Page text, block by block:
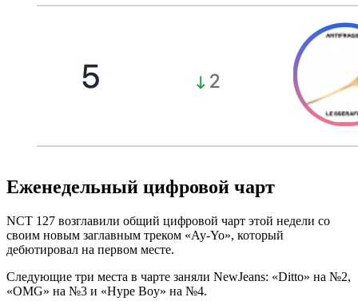
Еженедельный цифровой чарт
NCT 127 возглавили общий цифровой чарт этой недели со
своим новым заглавным треком «Ay-Yo», который
дебютировал на первом месте.
Следующие три места в чарте заняли NewJeans: «Ditto» на №2,
«OMG» на №3 и «Hype Boy» на №4.